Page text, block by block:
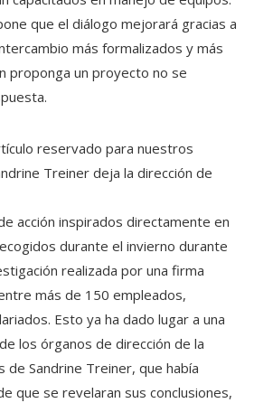
que el diálogo mejorará gracias a
más formalizados y más
proponga un proyecto no se
reservado para nuestros
Treiner deja la dirección de
acción inspirados directamente en
durante el invierno durante
realizada por una firma
más de 150 empleados,
Esto ya ha dado lugar a una
los órganos de dirección de la
de Sandrine Treiner, que había
que se revelaran sus conclusiones,